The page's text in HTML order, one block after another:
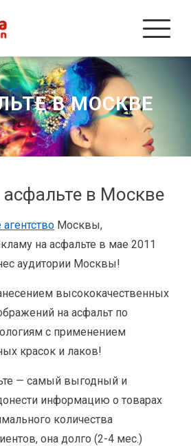
В МОСКВЕ
в Москве
Москвы,
на асфальте в мае 2011
аудитории Москвы!
высококачественных
на асфальт по
с применением
красок и лаков!
— самый выгодный и
информацию о товарах
количества
она долго (2-4 мес.)